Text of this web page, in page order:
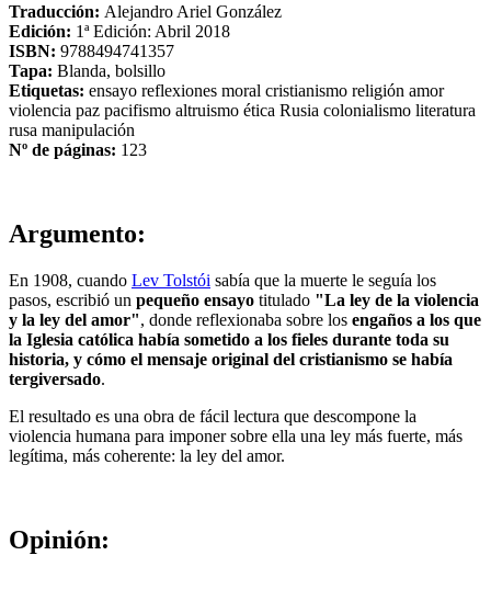
Traducción: Alejandro Ariel González
Edición: 1ª Edición: Abril 2018
ISBN: 9788494741357
Tapa: Blanda, bolsillo
Etiquetas: ensayo reflexiones moral cristianismo religión amor
violencia paz pacifismo altruismo ética Rusia colonialismo literatura
rusa manipulación
Nº de páginas: 123
Argumento:
En 1908, cuando Lev Tolstói sabía que la muerte le seguía los
pasos, escribió un pequeño ensayo titulado "La ley de la violencia
y la ley del amor", donde reflexionaba sobre los engaños a los que
la Iglesia católica había sometido a los fieles durante toda su
historia, y cómo el mensaje original del cristianismo se había
tergiversado.
El resultado es una obra de fácil lectura que descompone la
violencia humana para imponer sobre ella una ley más fuerte, más
legítima, más coherente: la ley del amor.
Opinión: